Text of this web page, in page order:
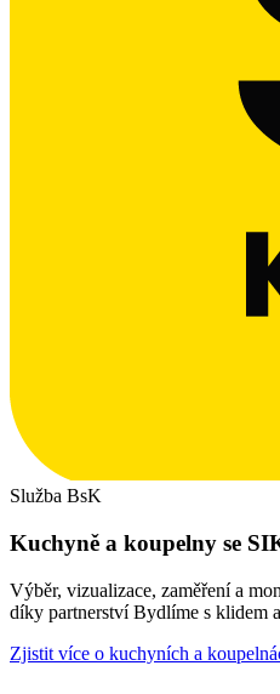
Služba BsK
Kuchyně a koupelny se
Výběr, vizualizace, zaměření a
díky partnerství Bydlíme s klidem
Zjistit více o kuchyních a